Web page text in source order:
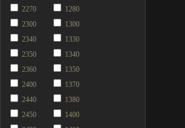
2270
2300
2340
2350
2360
2400
2440
2450
1280
1300
1330
1340
1350
1370
1380
1400